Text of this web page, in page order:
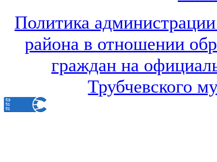
Политика
района в отношении
граждан на
Трубчевского